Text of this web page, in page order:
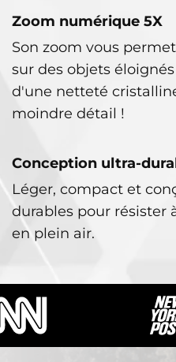
Zoom numérique 5X
Son zoom vous
sur des objets
d'une netteté
moindre détail !
Conception ultra-
Léger, compact et
durables pour résister
en plein air.